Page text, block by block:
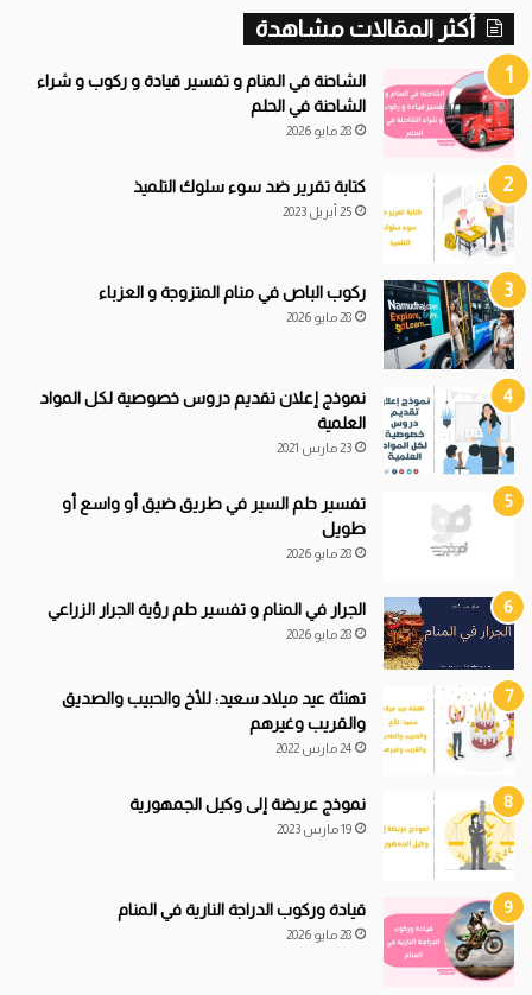
أكثر المقالات مشاهدة
الشاحنة في المنام و تفسير قيادة و ركوب و شراء
الشاحنة في الحلم
28 مايو 2026
كتابة تقرير ضد سوء سلوك التلميذ
25 أبريل 2023
ركوب الباص في منام المتزوجة و العزباء
28 مايو 2026
نموذج إعلان تقديم دروس خصوصية لكل المواد
العلمية
23 مارس 2021
تفسير حلم السير في طريق ضيق أو واسع أو
طويل
28 مايو 2026
الجرار في المنام و تفسير حلم رؤية الجرار الزراعي
28 مايو 2026
تهنئة عيد ميلاد سعيد: للأخ والحبيب والصديق
والقريب وغيرهم
24 مارس 2022
نموذج عريضة إلى وكيل الجمهورية
19 مارس 2023
قيادةوركوب الدراجة النارية في المنام
28 مايو 2026